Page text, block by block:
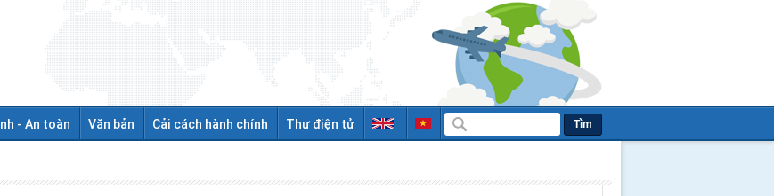
- An toàn Văn bản Cải cách hành chính Thư điện tử Tìm